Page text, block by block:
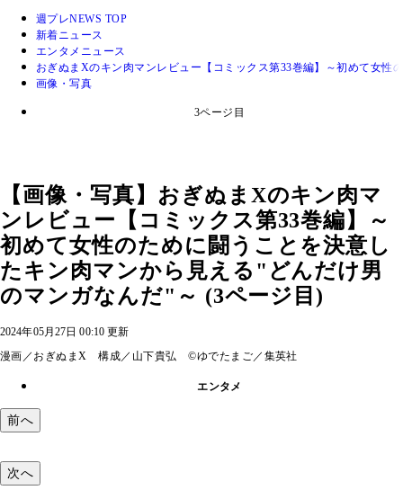
週プレNEWS TOP
新着ニュース
エンタメニュース
おぎぬまXのキン肉マンレビュー【コミックス第33巻編】～初めて女
画像・写真
3ページ目
【画像・写真】おぎぬまXのキン肉マ
ンレビュー【コミックス第33巻編】～
初めて女性のために闘うことを決意し
たキン肉マンから見える"どんだけ男
のマンガなんだ"～ (3ページ目)
2024年05月27日 00:10 更新
漫画／おぎぬまX 構成／山下貴弘 ©ゆでたまご／集英社
エンタメ
前へ
次へ